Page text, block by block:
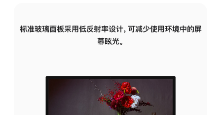
标准玻璃面板采用低反射率设计，可减少使用环境中的屏
幕眩光。